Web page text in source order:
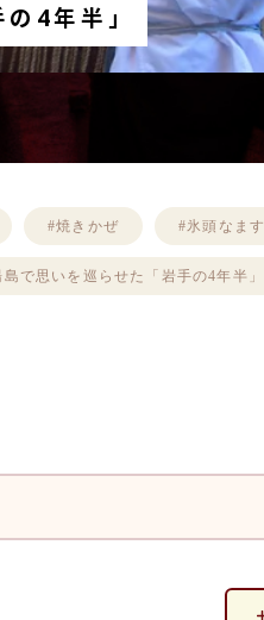
4年半」
#焼きかぜ #氷頭なます
島で思いを巡らせた「岩手の4年半」